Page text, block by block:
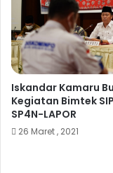
Iskandar Kamaru
Kegiatan Bimtek
SP4N-LAPOR
26 Maret , 2021